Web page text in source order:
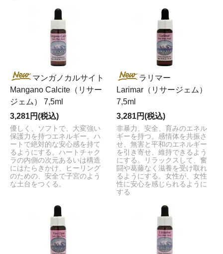
マンガノカルサイト
Mangano Calcite（リサー
ジェム） 7,5ml
3,281円(税込)
優しく、ソフトで、大変強い
保護力を持つエネルギー。ハ
ートで絶対的な安心感を持て
るようにする。ハートチャク
ラの内側の次元あるいは構造
にはたらきかけ、ヒーリング
のための、安全で子宮のよう
な土台をつくる。
ラリマー
Larimar（リサージェム）
7,5ml
3,281円(税込)
非暴力、安全、育みのエネル
ギーを持つ。感情体を共振さ
せ、無害と平和のエネルギー
を引き寄せ、維持できるよう
にする。リラックスして、奮
闘や葛藤なく滋養を受け取れ
るようにする。女性が、女性
性に安心を感じられるように
する